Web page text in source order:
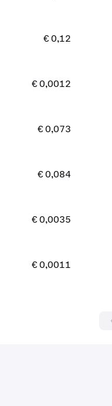
€ 0,12
€ 0,0012
€ 0,073
€ 0,084
€ 0,0035
€ 0,0011